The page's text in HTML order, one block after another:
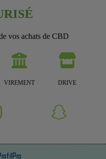
vos achats de CBD
VIREMENT DRIVE